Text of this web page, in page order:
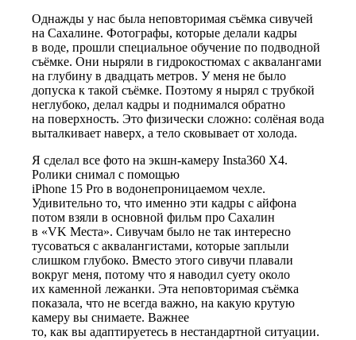
Однажды у нас была неповторимая съёмка сивучей
на Сахалине. Фотографы, которые делали кадры
в воде, прошли специальное обучение по подводной
съёмке. Они ныряли в гидрокостюмах с аквалангами
на глубину в двадцать метров. У меня не было
допуска к такой съёмке. Поэтому я нырял с трубкой
неглубоко, делал кадры и поднимался обратно
на поверхность. Это физически сложно: солёная вода
выталкивает наверх, а тело сковывает от холода.
Я сделал все фото на экшн-камеру Insta360 Х4.
Ролики снимал с помощью
iPhone 15 Pro в водонепроницаемом чехле.
Удивительно то, что именно эти кадры с айфона
потом взяли в основной фильм про Сахалин
в «VK Места». Сивучам было не так интересно
тусоваться с аквалангистами, которые заплыли
слишком глубоко. Вместо этого сивучи плавали
вокруг меня, потому что я наводил суету около
их каменной лежанки. Эта неповторимая съёмка
показала, что не всегда важно, на какую крутую
камеру вы снимаете. Важнее
то, как вы адаптируетесь в нестандартной ситуации.